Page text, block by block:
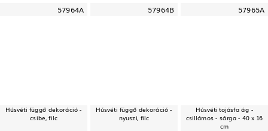
57964A
Húsvéti függő dekoráció -
csibe, filc
57964B
Húsvéti függő dekoráció -
nyuszi, filc
57965A
Húsvéti tojásfa ág -
csillámos - sárga - 40 x 16
cm